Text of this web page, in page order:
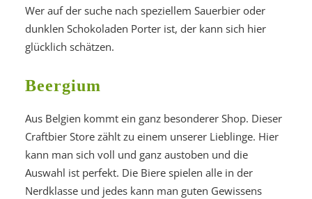
Wer auf der suche nach speziellem Sauerbier oder
dunklen Schokoladen Porter ist, der kann sich hier
glücklich schätzen.
Beergium
Aus Belgien kommt ein ganz besonderer Shop. Dieser
Craftbier Store zählt zu einem unserer Lieblinge. Hier
kann man sich voll und ganz austoben und die
Auswahl ist perfekt. Die Biere spielen alle in der
Nerdklasse und jedes kann man guten Gewissens